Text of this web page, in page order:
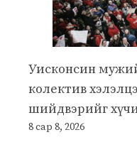
Уисконсин
колектив
шийдвэрийг
8 сар 8, 2026